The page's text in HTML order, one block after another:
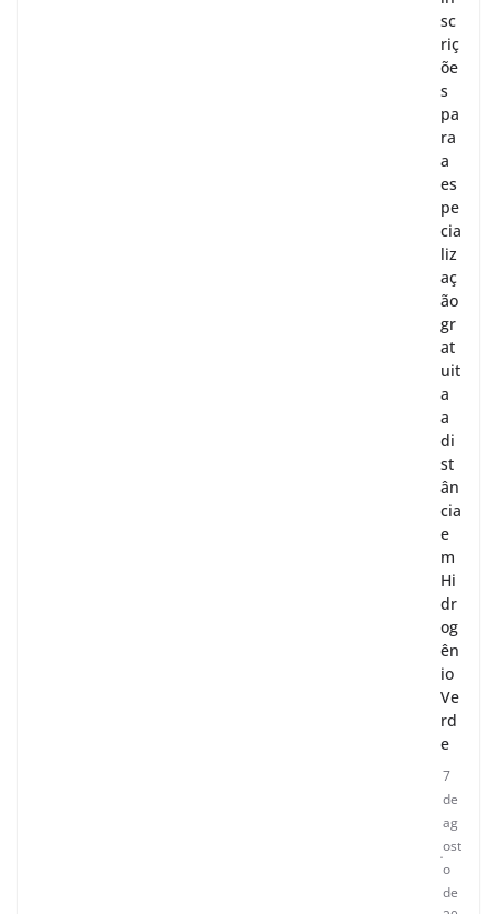
sc
riç
õe
s
pa
ra
a
es
pe
cia
liz
aç
ão
gr
at
uit
a
a
di
st
ân
cia
e
m
Hi
dr
og
ên
io
Ve
rd
e
7
de
ag
ost
o
de